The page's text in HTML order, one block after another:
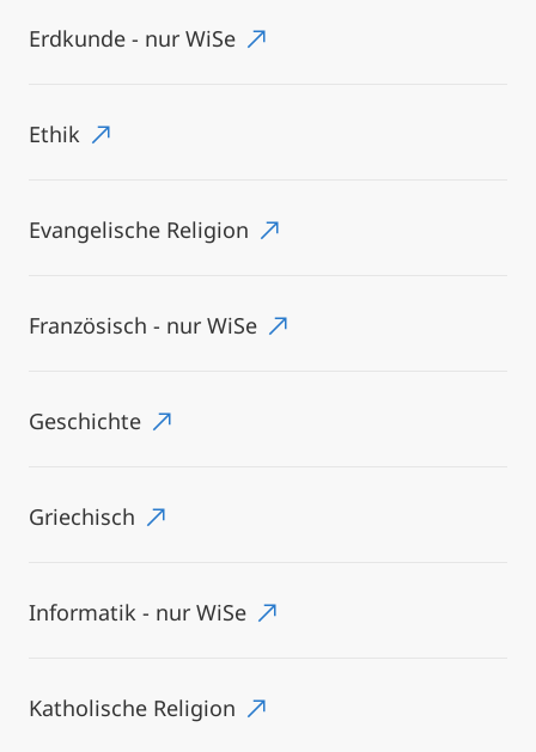
Erdkunde - nur WiSe
Ethik
Evangelische Religion
Französisch - nur WiSe
Geschichte
Griechisch
Informatik - nur WiSe
Katholische Religion